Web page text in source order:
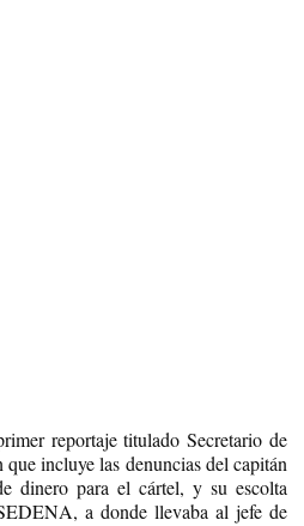
reportaje titulado Secretario de
incluye las denuncias del capitán
dinero para el cártel, y su escolta
a donde llevaba al jefe de